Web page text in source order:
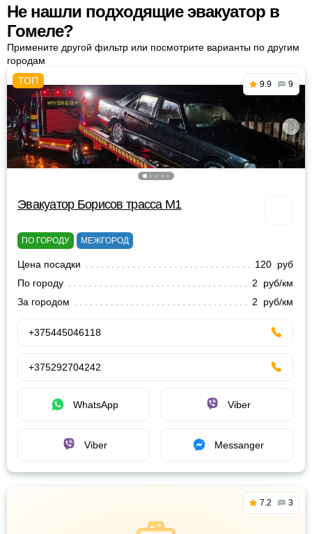
Не нашли подходящие эвакуатор в
Гомеле?
Примените другой фильтр или посмотрите варианты по другим
городам
9.9 9
Эвакуатор Борисов трасса М1
ПО ГОРОДУ МЕЖГОРОД
Цена посадки
120 руб
По городу
2 руб/км
За городом
2 руб/км
+375445046118
+375292704242
WhatsApp Viber
Viber Messanger
7.2 3